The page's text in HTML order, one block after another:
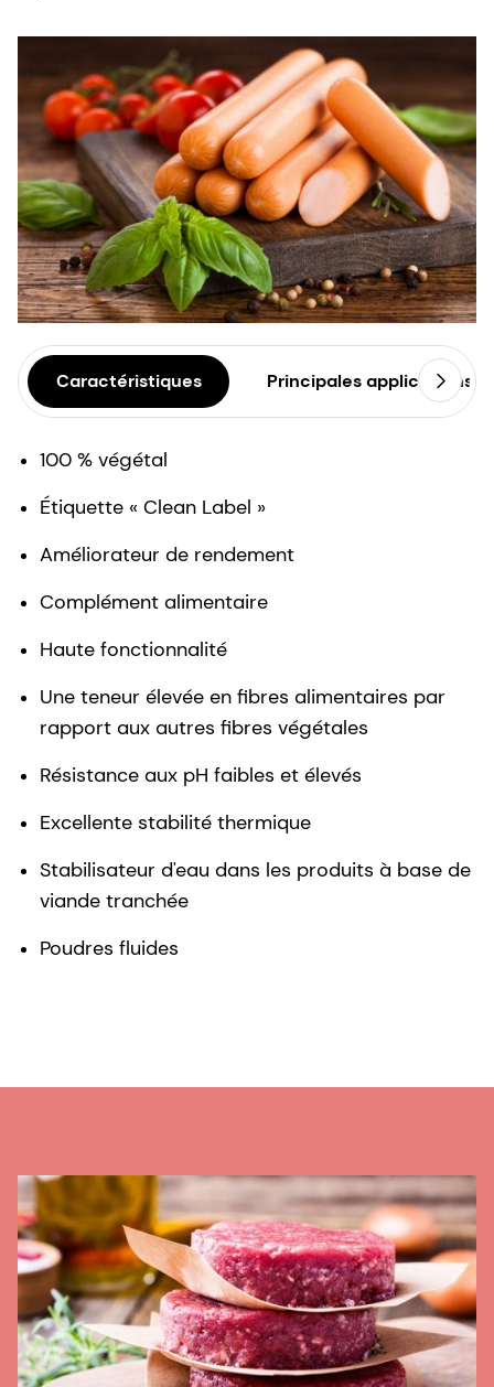
Caractéristiques Principales applications
100 % végétal
Étiquette « Clean Label »
Améliorateur de rendement
Complément alimentaire
Haute fonctionnalité
Une teneur élevée en fibres alimentaires par
rapport aux autres fibres végétales
Résistance aux pH faibles et élevés
Excellente stabilité thermique
Stabilisateur d'eau dans les produits à base de
viande tranchée
Poudres fluides